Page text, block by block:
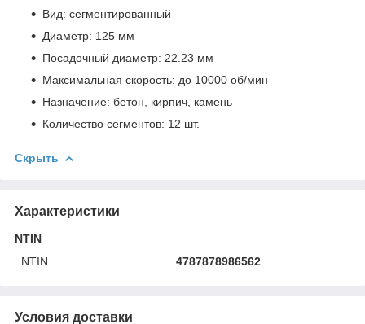
Вид: сегментированный
Диаметр: 125 мм
Посадочный диаметр: 22.23 мм
Максимальная скорость: до 10000 об/мин
Назначение: бетон, кирпич, камень
Количество сегментов: 12 шт.
Скрыть
Характеристики
NTIN
NTIN
4787878986562
Условия доставки